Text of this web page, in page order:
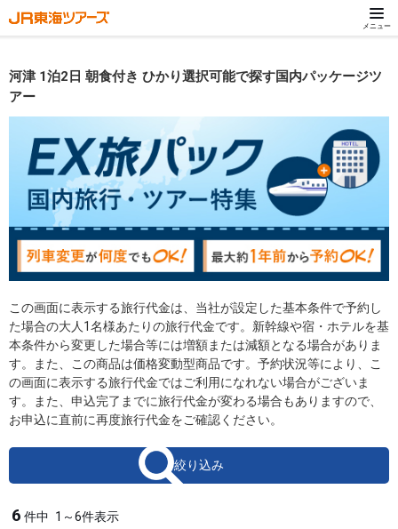
メニュー
河津 1泊2日 朝食付き ひかり選択可能で探す国内パッケージツ
アー
この画面に表示する旅行代金は、当社が設定した基本条件で予約し
た場合の大人1名様あたりの旅行代金です。新幹線や宿・ホテルを基
本条件から変更した場合等には増額または減額となる場合がありま
す。また、この商品は価格変動型商品です。予約状況等により、こ
の画面に表示する旅行代金ではご利用になれない場合がございま
す。また、申込完了までに旅行代金が変わる場合もありますので、
お申込に直前に再度旅行代金をご確認ください。
絞り込み
6 件中 1～6件表示